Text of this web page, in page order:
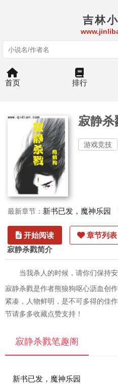
吉林
首页 排行
寂静杀
游戏竞技
最新章节： 新书已发，魔神乐园
开始阅读 章节列表
寂静杀戮简介
当我杀人的时候，请你们保持安
寂静杀戮是作者熊狼狗呕心沥血创
紧凑，人物鲜明，是不可多得的佳
节请多多收藏点赞支持！
寂静杀戮笔趣阁
新书已发，魔神乐园